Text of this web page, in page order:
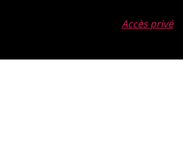
Accès privé